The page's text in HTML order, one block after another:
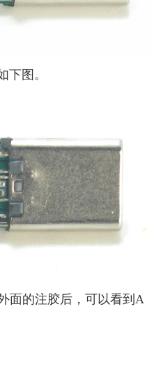
下图。
面的注胶后，可以看到A